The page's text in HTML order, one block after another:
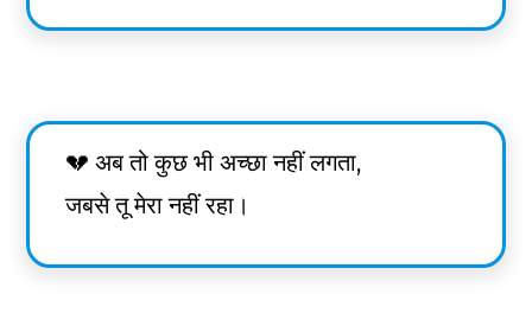
💔 अब तो कुछ भी अच्छा नहीं लगता,
जबसे तू मेरा नहीं रहा।